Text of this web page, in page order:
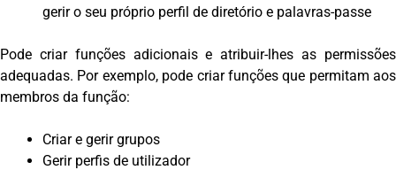
gerir o seu próprio perfil de diretório e palavras-passe
Pode criar funções adicionais e atribuir-lhes as permissões
adequadas. Por exemplo, pode criar funções que permitam aos
membros da função:
Criar e gerir grupos
Gerir perfis de utilizador